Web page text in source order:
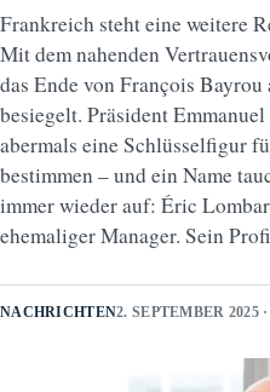
Frankreich steht eine weitere
Mit dem nahenden
das Ende von François
besiegelt. Präsident
abermals eine Schlüsselfigur
bestimmen – und ein Name
immer wieder auf: Éric
ehemaliger Manager. Sein
NACHRICHTEN2. SEPTEMBER 2025